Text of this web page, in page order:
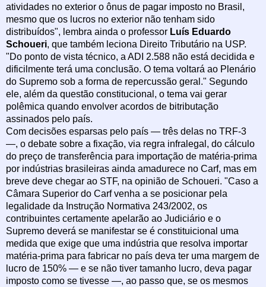
atividades no exterior o ônus de pagar imposto no Brasil,
mesmo que os lucros no exterior não tenham sido
distribuídos", lembra ainda o professor Luís Eduardo
Schoueri, que também leciona Direito Tributário na USP.
"Do ponto de vista técnico, a ADI 2.588 não está decidida e
dificilmente terá uma conclusão. O tema voltará ao Plenário
do Supremo sob a forma de repercussão geral." Segundo
ele, além da questão constitucional, o tema vai gerar
polêmica quando envolver acordos de bitributação
assinados pelo país.
Com decisões esparsas pelo país — três delas no TRF-3
—, o debate sobre a fixação, via regra infralegal, do cálculo
do preço de transferência para importação de matéria-prima
por indústrias brasileiras ainda amadurece no Carf, mas em
breve deve chegar ao STF, na opinião de Schoueri. "Caso a
Câmara Superior do Carf venha a se posicionar pela
legalidade da Instrução Normativa 243/2002, os
contribuintes certamente apelarão ao Judiciário e o
Supremo deverá se manifestar se é constituicional uma
medida que exige que uma indústria que resolva importar
matéria-prima para fabricar no país deva ter uma margem de
lucro de 150% — e se não tiver tamanho lucro, deva pagar
imposto como se tivesse —, ao passo que, se os mesmos